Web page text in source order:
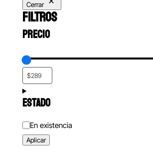
Cerrar
FILTROS
PRECIO
ESTADO
Estado
En existencia
Aplicar